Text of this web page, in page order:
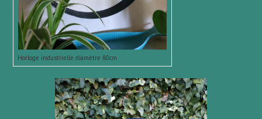
Horloge industrielle diamètre 80cm